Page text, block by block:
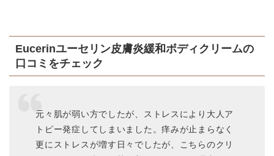
Eucerinユーセリン皮膚炎緩和ボディクリームの
口コミをチェック
元々肌が弱い方でしたが、ストレスにより大人ア
トピー発症してしまいました。痒みが止まらなく
更にストレスが増す日々でしたが、こちらのクリ